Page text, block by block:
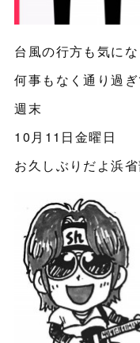
台風の行方も気に
何事もなく通り過
週末
10月11日金曜日
お久しぶりだよ浜省